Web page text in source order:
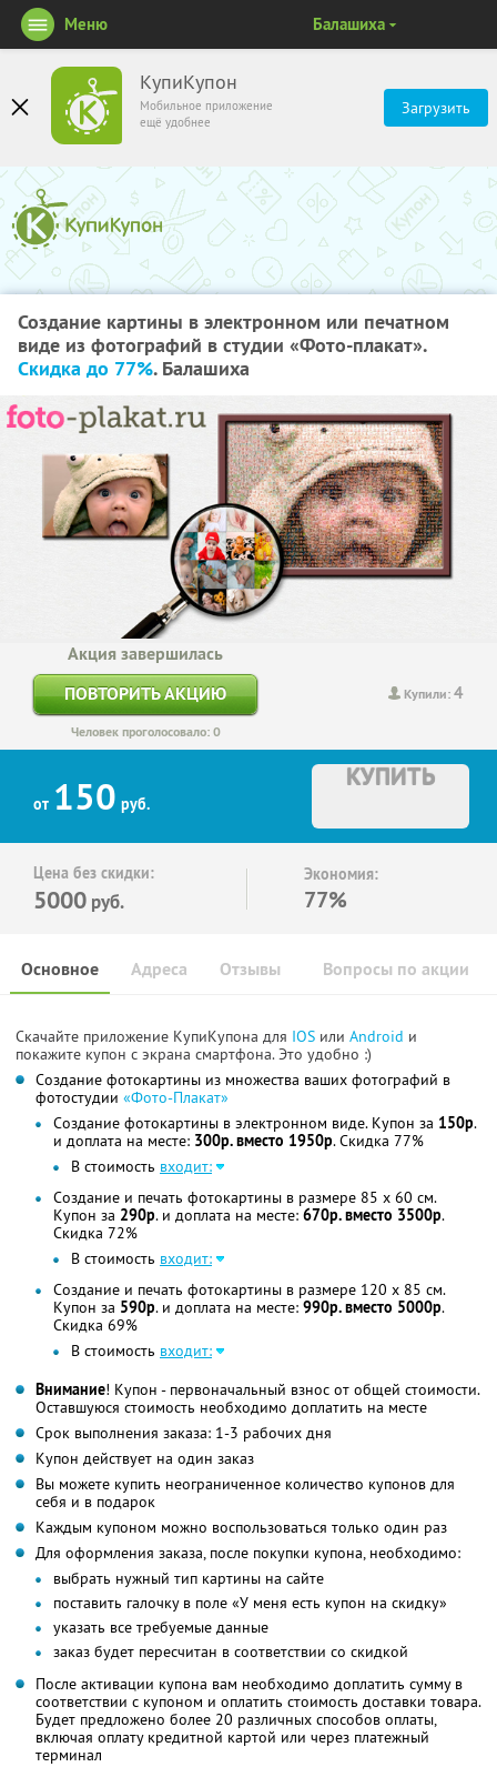
КупиКупон
Мобильное приложение
ещё удобнее
Загрузить
Меню Балашиха
Создание картины в электронном или печатном
виде из фотографий в студии «Фото-плакат».
Скидка до 77%. Балашиха
Купили:4
Акция завершилась
ПОВТОРИТЬ АКЦИЮ
Человек проголосовало: 0
от 150 руб.
КУПИТЬ
Цена без скидки:
5000 руб.
Экономия:
77%
Основное Отзывы Вопросы по акции
Адреса
Скачайте приложение КупиКупона для IOS или Android и
покажите купон с экрана смартфона. Это удобно :)
Создание фотокартины из множества ваших фотографий в
фотостудии «Фото-Плакат»
Создание фотокартины в электронном виде. Купон за 150р.
и доплата на месте: 300р. вместо 1950р. Скидка 77%
В стоимость входит:
Создание и печать фотокартины в размере 85 x 60 см.
Купон за 290р. и доплата на месте: 670р. вместо 3500р.
Скидка 72%
В стоимость входит:
Создание и печать фотокартины в размере 120 x 85 см.
Купон за 590р. и доплата на месте: 990р. вместо 5000р.
Скидка 69%
В стоимость входит:
Внимание! Купон - первоначальный взнос от общей стоимости.
Оставшуюся стоимость необходимо доплатить на месте
Срок выполнения заказа: 1-3 рабочих дня
Купон действует на один заказ
Вы можете купить неограниченное количество купонов для
себя и в подарок
Каждым купоном можно воспользоваться только один раз
Для оформления заказа, после покупки купона, необходимо:
выбрать нужный тип картины на сайте
поставить галочку в поле «У меня есть купон на скидку»
указать все требуемые данные
заказ будет пересчитан в соответствии со скидкой
После активации купона вам необходимо доплатить сумму в
соответствии с купоном и оплатить стоимость доставки товара.
Будет предложено более 20 различных способов оплаты,
включая оплату кредитной картой или через платежный
терминал